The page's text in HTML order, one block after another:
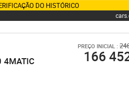
DO HISTÓRICO
4MATIC
PREÇO INICIAL :
166